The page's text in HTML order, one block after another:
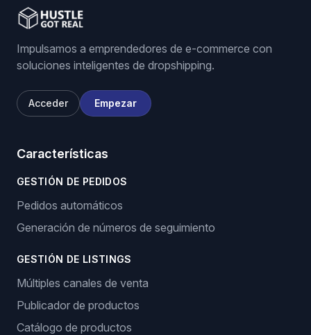
Impulsamos a emprendedores de e-commerce con
soluciones inteligentes de dropshipping.
Acceder Empezar
Características
GESTIÓN DE PEDIDOS
Pedidos automáticos
Generación de números de seguimiento
GESTIÓN DE LISTINGS
Múltiples canales de venta
Publicador de productos
Catálogo de productos